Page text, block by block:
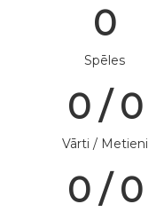
0
Spēles
0 / 0
Vārti / Metieni
0 / 0